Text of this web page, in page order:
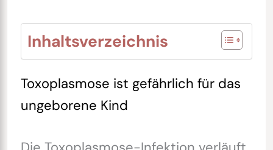
Inhaltsverzeichnis
Toxoplasmose ist gefährlich für das
ungeborene Kind